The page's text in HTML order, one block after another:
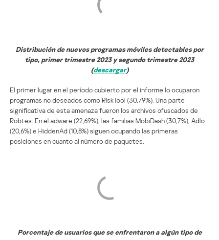
Distribución de nuevos programas móviles detectables por
tipo, primer trimestre 2023 y segundo trimestre 2023
(descargar)
El primer lugar en el período cubierto por el informe lo ocuparon
programas no deseados como RiskTool (30,79%). Una parte
significativa de esta amenaza fueron los archivos ofuscados de
Robtes. En el adware (22,69%), las familias MobiDash (30,7%), Adlo
(20,6%) e HiddenAd (10,8%) siguen ocupando las primeras
posiciones en cuanto al número de paquetes.
Porcentaje de usuarios que se enfrentaron a algún tipo de